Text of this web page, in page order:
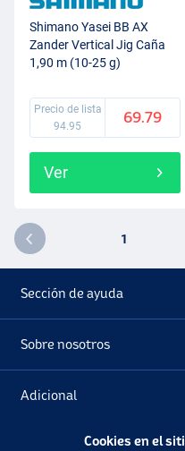
Shimano Yasei BB AX
Zander Vertical Jig Caña
1,90 m (10-25 g)
Precio de lista
94.95
69.79
Ver
1
Sección de ayuda
Sobre nosotros
Adicional
Cookies en el